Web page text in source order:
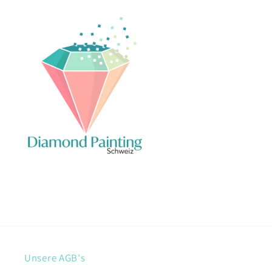
Unsere AGB's